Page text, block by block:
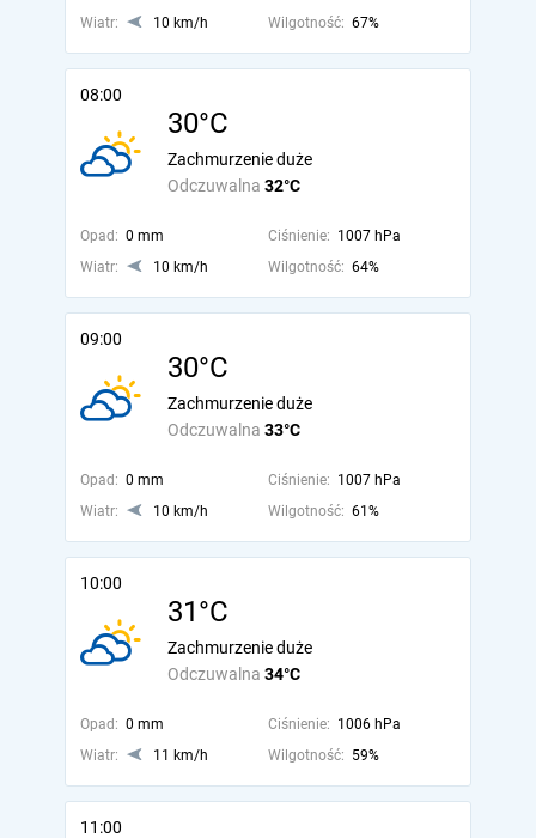
Wiatr: 10 km/h Wilgotność: 67%
08:00
30°C
Odczuwalna 32°C
Zachmurzenie duże
Opad: 0 mm Ciśnienie: 1007 hPa
Wiatr:
10 km/h Wilgotność: 64%
09:00
30°C
Odczuwalna 33°C
Zachmurzenie duże
Opad: 0 mm Ciśnienie: 1007 hPa
Wiatr:
10 km/h Wilgotność: 61%
10:00
31°C
Odczuwalna 34°C
Zachmurzenie duże
Opad: 0 mm Ciśnienie: 1006 hPa
Wiatr:
11 km/h Wilgotność: 59%
11:00